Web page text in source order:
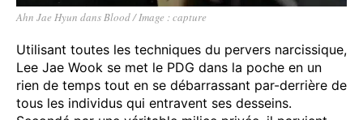
Ahn Jae Hyun dans Blood / Image : capture
Utilisant toutes les techniques du pervers narcissique,
Lee Jae Wook se met le PDG dans la poche en un
rien de temps tout en se débarrassant par-derrière de
tous les individus qui entravent ses desseins.